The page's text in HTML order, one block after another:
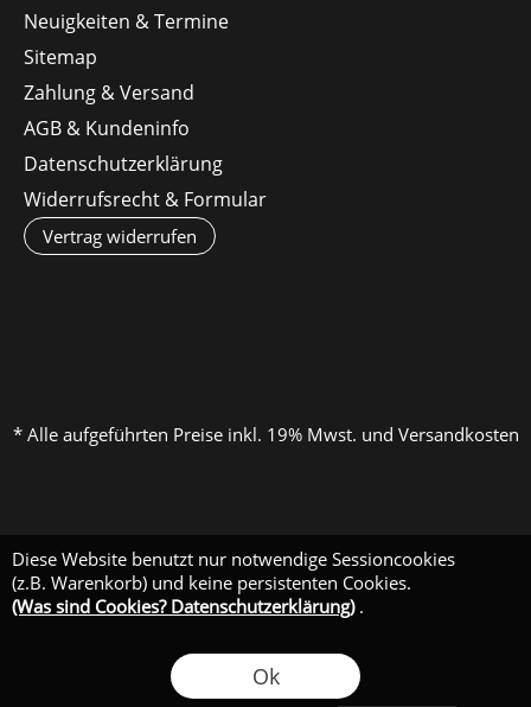
Diese Website benutzt nur notwendige Sessioncookies
(z.B. Warenkorb) und keine persistenten Cookies.
(Was sind Cookies? Datenschutzerklärung).
Ok
Neuigkeiten & Termine
Sitemap
Zahlung & Versand
AGB & Kundeninfo
Datenschutzerklärung
Widerrufsrecht & Formular
Vertrag widerrufen
* Alle aufgeführten Preise inkl. 19% Mwst. und Versandkosten